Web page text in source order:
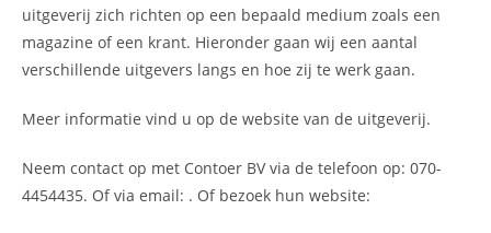
uitgeverij zich richten op een bepaald medium zoals een
magazine of een krant. Hieronder gaan wij een aantal
verschillende uitgevers langs en hoe zij te werk gaan.
Meer informatie vind u op de website van de uitgeverij.
Neem contact op met Contoer BV via de telefoon op: 070-
4454435. Of via email: . Of bezoek hun website: